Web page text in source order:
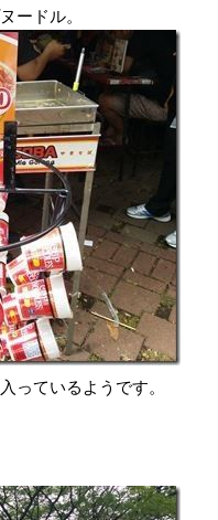
ードル。
っているようです。